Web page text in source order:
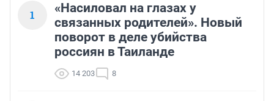
1
«Насиловал на глазах у
связанных родителей». Новый
поворот в деле убийства
россиян в Таиланде
14 203 8